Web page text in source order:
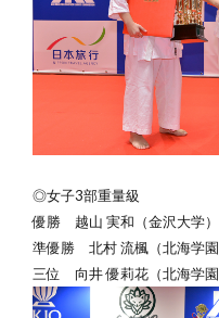
◎女子3部重量級
優勝 越山 実和（金沢大学）
準優勝 北村流楓 （北海学
三位 向井優莉花 （北海学